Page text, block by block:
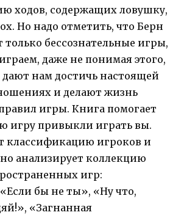
ходов, содержащих ловушку,
Но надо отметить, что Берн
только бессознательные игры,
даже не понимая этого,
нам достичь настоящей
и делают жизнь
игры. Книга помогает
игру привыкли играть вы.
классификацию игроков и
анализирует коллекцию
игр:
бы не ты», «Ну что,
«Загнанная